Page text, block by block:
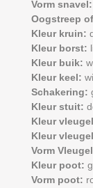
Vorm snavel:
Oogstreep
Kleur kruin:
Kleur borst:
Kleur buik:
Kleur keel:
Schakering:
Kleur stuit:
Kleur
Kleur
Vorm
Kleur poot:
Vorm poot: